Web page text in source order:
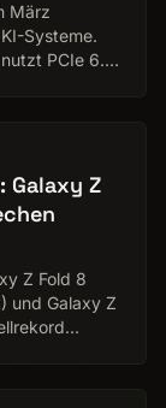
März
Systeme.
PCIe 6.0
Galaxy Z
Z Fold 8
und Galaxy Z